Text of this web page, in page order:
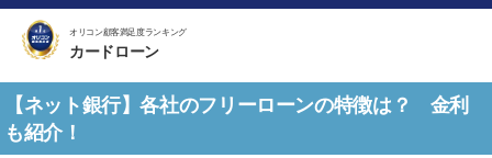
オリコン顧客満足度ランキング
カードローン
【ネット銀行】各社のフリーローンの特徴は？ 金利
も紹介！